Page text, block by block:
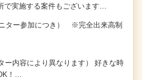
で実施する案件もございます…
ター参加につき） ※完全出来高制
ー内容により異なります） 好きな時
！…